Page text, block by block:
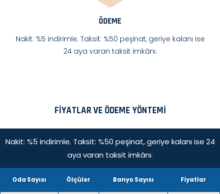
ÖDEME
Nakit: %5 indirimle. Taksit: %50 peşinat, geriye kalanı ise
24 aya varan taksit imkânı.
FIYATLAR VE ÖDEME YÖNTEMI
Nakit: %5 indirimle. Taksit: %50 peşinat, geriye kalanı ise 24
aya varan taksit imkânı.
Oda Sayısı Ölçüler Banyo Sayısı Fiyatlar